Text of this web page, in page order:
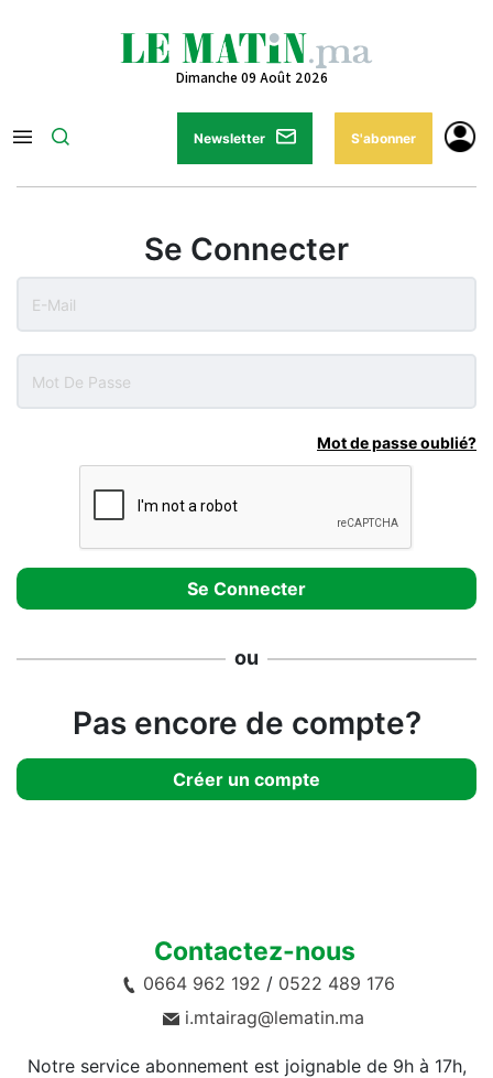
Dimanche 09 Août 2026
Newsletter S'abonner
Se Connecter
Mot de passe oublié?
ou
Pas encore de compte?
Créer un compte
Contactez-nous
0664 962 192 / 0522 489 176
i.mtairag@lematin.ma
Notre service abonnement est joignable de 9h à 17h,